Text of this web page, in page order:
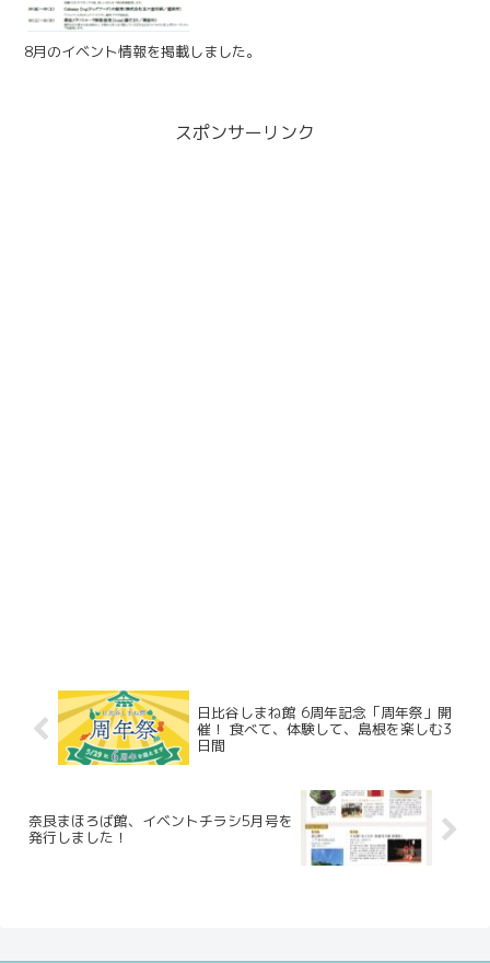
8月のイベント情報を掲載しました。
スポンサーリンク
日比谷しまね館 6周年記念「周年祭」開
催！ 食べて、体験して、島根を楽しむ3
日間
奈良まほろば館、イベントチラシ5月号を
発行しました！